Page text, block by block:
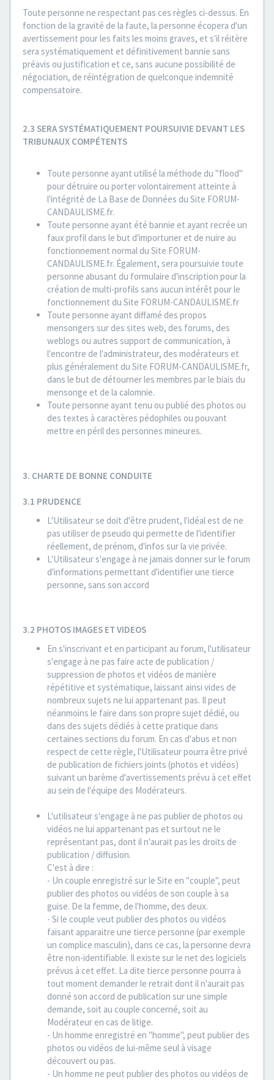
Toute personne ne respectant pas ces règles ci-dessus. En
fonction de la gravité de la faute, la personne écopera d'un
avertissement pour les faits les moins graves, et s'il réitère
sera systématiquement et définitivement bannie sans
préavis ou justification et ce, sans aucune possibilité de
négociation, de réintégration de quelconque indemnité
compensatoire.
2.3 SERA SYSTÉMATIQUEMENT POURSUIVIE DEVANT LES
TRIBUNAUX COMPÉTENTS
Toute personne ayant utilisé la méthode du "flood"
pour détruire ou porter volontairement atteinte à
l'intégrité de La Base de Données du Site FORUM-
CANDAULISME.fr.
Toute personne ayant été bannie et ayant recrée un
faux profil dans le but d'importuner et de nuire au
fonctionnement normal du Site FORUM-
CANDAULISME.fr. Également, sera poursuivie toute
personne abusant du formulaire d'inscription pour la
création de multi-profils sans aucun intérêt pour le
fonctionnement du Site FORUM-CANDAULISME.fr
Toute personne ayant diffamé des propos
mensongers sur des sites web, des forums, des
weblogs ou autres support de communication, à
l'encontre de l'administrateur, des modérateurs et
plus généralement du Site FORUM-CANDAULISME.fr,
dans le but de détourner les membres par le biais du
mensonge et de la calomnie.
Toute personne ayant tenu ou publié des photos ou
des textes à caractères pédophiles ou pouvant
mettre en péril des personnes mineures.
3. CHARTE DE BONNE CONDUITE
3.1 PRUDENCE
L'Utilisateur se doit d'être prudent, l'idéal est de ne
pas utiliser de pseudo qui permette de l'identifier
réellement, de prénom, d'infos sur la vie privée.
L'Utilisateur s'engage à ne jamais donner sur le forum
d'informations permettant d'identifier une tierce
personne, sans son accord
3.2 PHOTOS IMAGES ET VIDEOS
En s'inscrivant et en participant au forum, l'utilisateur
s'engage à ne pas faire acte de publication /
suppression de photos et vidéos de manière
répétitive et systématique, laissant ainsi vides de
nombreux sujets ne lui appartenant pas. Il peut
néanmoins le faire dans son propre sujet dédié, ou
dans des sujets dédiés à cette pratique dans
certaines sections du forum. En cas d'abus et non
respect de cette règle, l'Utilisateur pourra être privé
de publication de fichiers joints (photos et vidéos)
suivant un barème d'avertissements prévu à cet effet
au sein de l'équipe des Modérateurs.
L'utilisateur s'engage à ne pas publier de photos ou
vidéos ne lui appartenant pas et surtout ne le
représentant pas, dont il n'aurait pas les droits de
publication / diffusion.
C'est à dire :
- Un couple enregistré sur le Site en "couple", peut
publier des photos ou vidéos de son couple à sa
guise. De la femme, de l'homme, des deux.
- Si le couple veut publier des photos ou vidéos
faisant apparaitre une tierce personne (par exemple
un complice masculin), dans ce cas, la personne devra
être non-identifiable. Il existe sur le net des logiciels
prévus à cet effet. La dite tierce personne pourra à
tout moment demander le retrait dont il n'aurait pas
donné son accord de publication sur une simple
demande, soit au couple concerné, soit au
Modérateur en cas de litige.
- Un homme enregistré en "homme", peut publier des
photos ou vidéos de lui-même seul à visage
découvert ou pas.
- Un homme ne peut publier des photos ou vidéos de